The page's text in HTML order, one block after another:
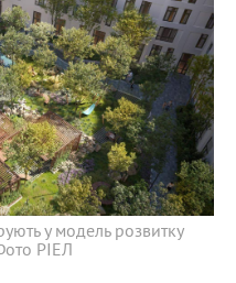
у модель розвитку
РІЕЛ